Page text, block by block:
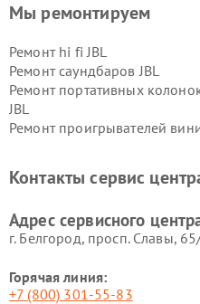
Мы ремонтируем
Ремонт hi fi JBL
Ремонт саундбаров JBL
Ремонт портативных
JBL
Ремонт проигрывателей
Контакты сервис
Адрес сервисного
г. Белгород, просп. Славы,
Горячая линия:
+7 (800) 301-55-83